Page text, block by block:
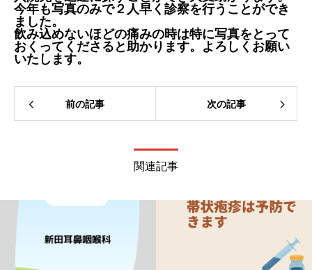
今年も写真のみで２人早く診察を行うことができ
ました。
飲み込めないほどの痛みの時は特に写真をとって
おくってくださると助かります。よろしくお願い
いたします。
前の記事 次の記事
関連記事